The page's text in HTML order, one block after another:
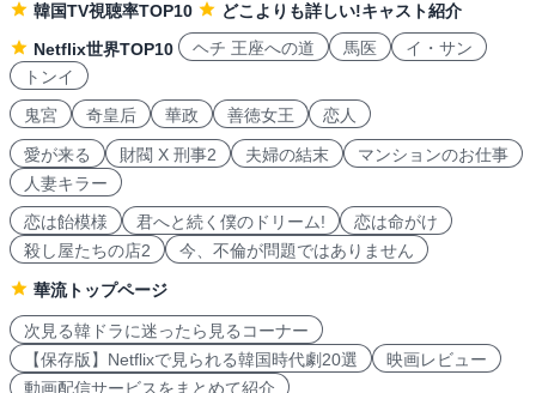
韓国TV視聴率TOP10
どこよりも詳しい!キャスト紹介
Netflix世界TOP10
ヘチ 王座への道 馬医
イ・サン
トンイ
鬼宮
奇皇后 華政 善徳女王 恋人
愛が来る 財閥 X 刑事2 夫婦の結末
マンションのお仕事
人妻キラー
恋は飴模様
君へと続く僕のドリーム!
恋は命がけ
殺し屋たちの店2
今、不倫が問題ではありません
華流トップページ
次見る韓ドラに迷ったら見るコーナー
【保存版】Netflixで見られる韓国時代劇20選
映画レビュー
動画配信サービスをまとめて紹介